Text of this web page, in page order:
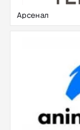
Арсенал